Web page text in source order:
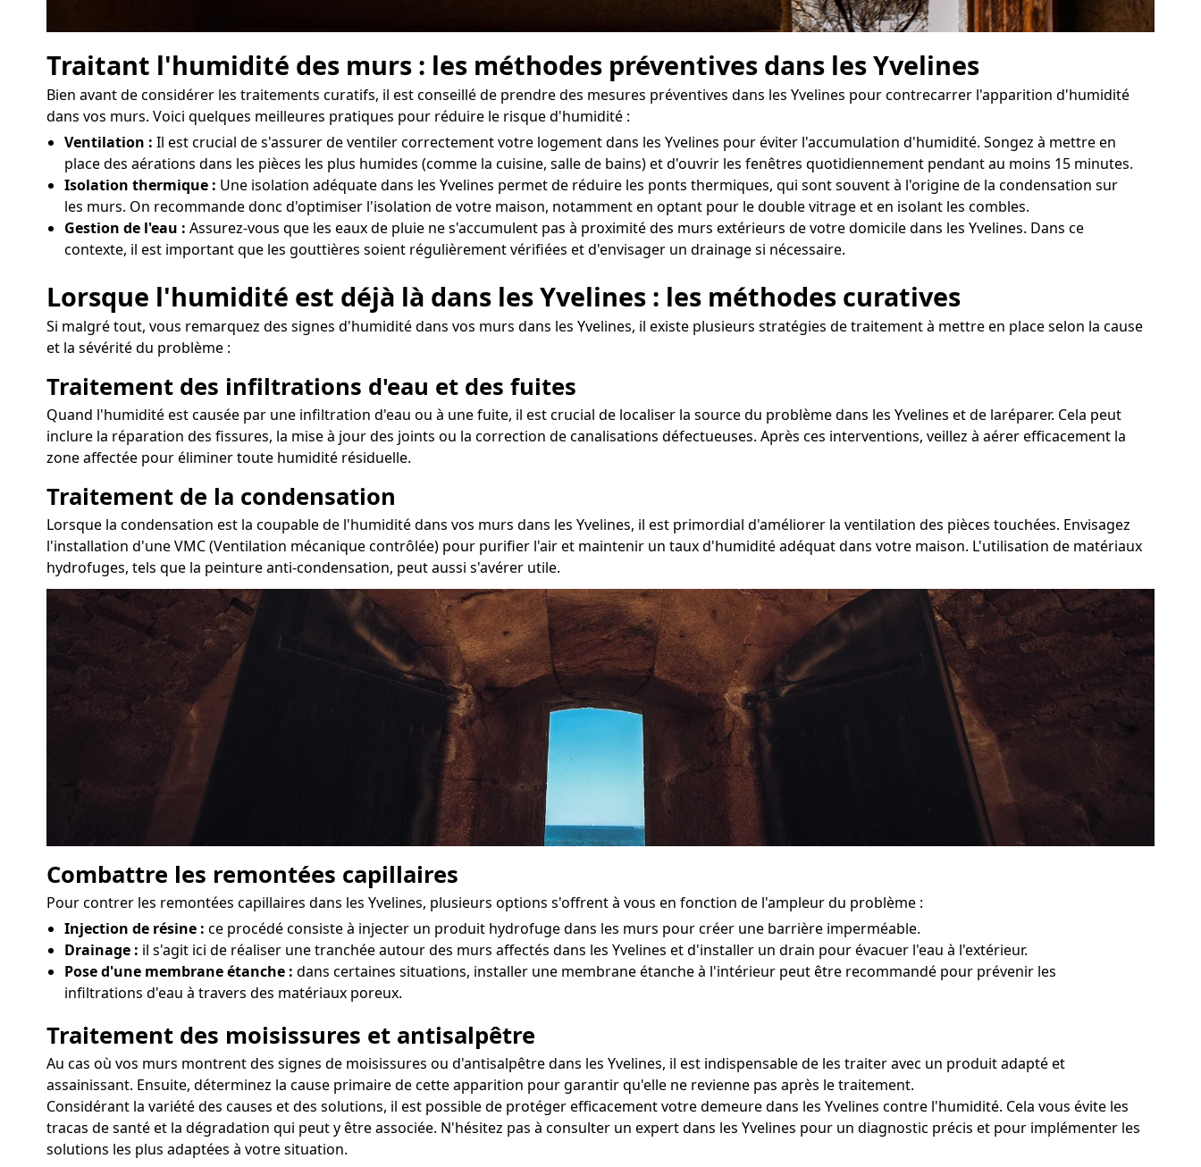
Traitant l'humidité des murs : les méthodes préventives dans les Yvelines
Bien avant de considérer les traitements curatifs, il est conseillé de prendre des mesures préventives dans les Yvelines pour contrecarrer l'apparition d'humidité
dans vos murs. Voici quelques meilleures pratiques pour réduire le risque d'humidité :
Ventilation : Il est crucial de s'assurer de ventiler correctement votre logement dans les Yvelines pour éviter l'accumulation d'humidité. Songez à mettre en
place des aérations dans les pièces les plus humides (comme la cuisine, salle de bains) et d'ouvrir les fenêtres quotidiennement pendant au moins 15 minutes.
Isolation thermique : Une isolation adéquate dans les Yvelines permet de réduire les ponts thermiques, qui sont souvent à l'origine de la condensation sur
les murs. On recommande donc d'optimiser l'isolation de votre maison, notamment en optant pour le double vitrage et en isolant les combles.
Gestion de l'eau : Assurez-vous que les eaux de pluie ne s'accumulent pas à proximité des murs extérieurs de votre domicile dans les Yvelines. Dans ce
contexte, il est important que les gouttières soient régulièrement vérifiées et d'envisager un drainage si nécessaire.
Lorsque l'humidité est déjà là dans les Yvelines : les méthodes curatives
Si malgré tout, vous remarquez des signes d'humidité dans vos murs dans les Yvelines, il existe plusieurs stratégies de traitement à mettre en place selon la cause
et la sévérité du problème :
Traitement des infiltrations d'eau et des fuites
Quand l'humidité est causée par une infiltration d'eau ou à une fuite, il est crucial de localiser la source du problème dans les Yvelines et de laréparer. Cela peut
inclure la réparation des fissures, la mise à jour des joints ou la correction de canalisations défectueuses. Après ces interventions, veillez à aérer efficacement la
zone affectée pour éliminer toute humidité résiduelle.
Traitement de la condensation
Lorsque la condensation est la coupable de l'humidité dans vos murs dans les Yvelines, il est primordial d'améliorer la ventilation des pièces touchées. Envisagez
l'installation d'une VMC (Ventilation mécanique contrôlée) pour purifier l'air et maintenir un taux d'humidité adéquat dans votre maison. L'utilisation de matériaux
hydrofuges, tels que la peinture anti-condensation, peut aussi s'avérer utile.
Combattre les remontées capillaires
Pour contrer les remontées capillaires dans les Yvelines, plusieurs options s'offrent à vous en fonction de l'ampleur du problème :
Injection de résine : ce procédé consiste à injecter un produit hydrofuge dans les murs pour créer une barrière imperméable.
Drainage : il s'agit ici de réaliser une tranchée autour des murs affectés dans les Yvelines et d'installer un drain pour évacuer l'eau à l'extérieur.
Pose d'une membrane étanche : dans certaines situations, installer une membrane étanche à l'intérieur peut être recommandé pour prévenir les
infiltrations d'eau à travers des matériaux poreux.
Traitement des moisissures et antisalpêtre
Au cas où vos murs montrent des signes de moisissures ou d'antisalpêtre dans les Yvelines, il est indispensable de les traiter avec un produit adapté et
assainissant. Ensuite, déterminez la cause primaire de cette apparition pour garantir qu'elle ne revienne pas après le traitement.
Considérant la variété des causes et des solutions, il est possible de protéger efficacement votre demeure dans les Yvelines contre l'humidité. Cela vous évite les
tracas de santé et la dégradation qui peut y être associée. N'hésitez pas à consulter un expert dans les Yvelines pour un diagnostic précis et pour implémenter les
solutions les plus adaptées à votre situation.